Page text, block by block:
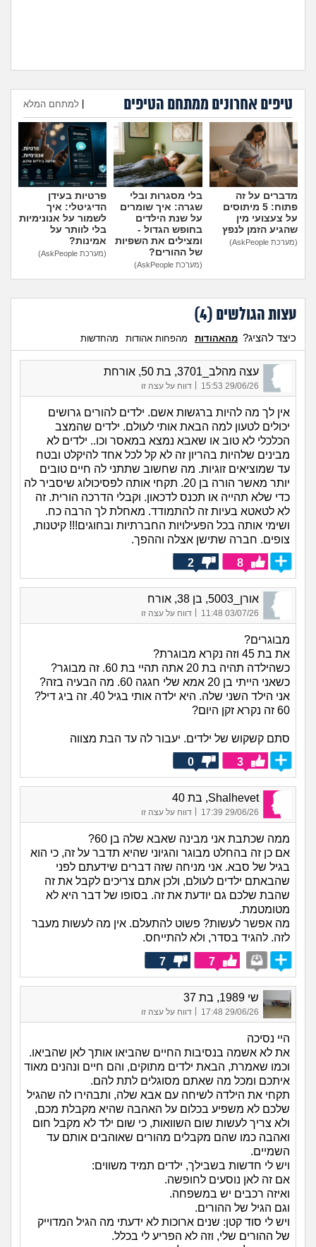
היועצת המליצה לשלוח את
הבן שלי לפנימייה, לסמוך
עליה?(אמא מודאגת, בת
35)
עומדת להיות בפנימייה ויש לי
חבר, אני יכולה להביא אותו
לחדר שלי?(פנימיסטית
לעתיד, בת 16)
טיפים אחרונים ממתחם הטיפים למתחם המלא
הוספת טיפ
מדברים על זה
פתוח: 5 מיתוסים
על צעצועי מין
שהגיע הזמן לנפץ
(מערכת AskPeople)
בלי מסגרות ובלי
שגרה: איך שומרים
על שנת הילדים
בחופש הגדול -
ומצילים את השפיות
של ההורים?
(מערכת AskPeople)
פרטיות בעידן
הדיגיטלי: איך
לשמור על אנונימיות
בלי לוותר על
אמינות?
(מערכת AskPeople)
עצות הגולשים (4
)
כיצד להציג? מהאהודות מהפחות אהודות מהחדשות
עצה מהלב_3701, בת 50, אורחת
29/06/26 15:53
| דווח על עצה זו
אין לך מה להיות ברגשות אשם. ילדים להורים גרושים
יכולים לטעון למה הבאת אותי לעולם. ילדים שהמצב
הכלכלי לא טוב או שאבא נמצא במאסר וכו.. ילדים לא
מבינים שלהיות בהריון זה לא קל לכל אחד להיקלט ובטח
עד שמוציאים זוגיות. מה שחשוב שתתני לה חיים טובים
יותר מאשר הורה בן 20. תקחי אותה לפסיכולוג שיסביר לה
כדי שלא תהייה או תכנס לדכאון. וקבלי הדרכה הורית. זה
לא לטאטא בעיות זה להתמודד. מאחלת לך הרבה כח.
ושימי אותה בכל הפעילויות החברתיות ובחוגים!!! קיטנות,
צופים. חברה שתישן אצלה וההפך.
8
2
אורן_5003, בן 38, אורח
03/07/26 11:48 דווח על עצה זו
מבוגרים?
את בת 45 וזה נקרא מבוגרת?
כשהילדה תהיה בת 20 אתה תהיי בת 60. זה מבוגר?
כשאני הייתי בן 20 אמא שלי חגגה 60. מה הבעיה בזה?
אני הילד השני שלה. היא ילדה אותי בגיל 40. זה ביג דיל?
60 זה נקרא זקן היום?
סתם קשקוש של ילדים. יעבור לה עד הבת מצווה
3
0
Shalhevet, בת 40
29/06/26 17:39 דווח על עצה זו
ממה שכתבת אני מבינה שאבא שלה בן 60?
אם כן זה בהחלט מבוגר והגיוני שהיא תדבר על זה, כי הוא
בגיל של סבא. אני מניחה שזה דברים שידעתם לפני
שהבאתם ילדים לעולם, ולכן אתם צריכים לקבל את זה
שהבת שלכם גם יודעת את זה. בסופו של דבר היא לא
מטומטמת.
מה אפשר לעשות? פשוט להתעלם. אין מה לעשות מעבר
לזה. להגיד בסדר, ולא להתייחס.
7
7
שי 1989, בת 37
29/06/26 17:48
| דווח על עצה זו
היי נסיכה
את לא אשמה בנסיבות החיים שהביאו אותך לאן שהביאו.
וכמו שאמרת, הבאת ילדים מתוקים, והם חיים ונהנים מאוד
איתכם ומכל מה שאתם מסוגלים לתת להם.
תקחי את הילדה לשיחה עם אבא שלה, ותבהירו לה שהגיל
שלכם לא משפיע בכלום על האהבה שהיא מקבלת מכם,
ולא צריך לעשות שום השוואות, כי שום ילד לא מקבל חום
ואהבה כמו שהם מקבלים מהורים שאוהבים אותם עד
השמיים.
ויש לי חדשות בשבילך, ילדים תמיד משווים:
אם זה לאן נוסעים לחופשה.
ואיזה רכבים יש במשפחה.
וגם הגיל של ההורים.
ויש לי סוד קטן: שנים ארוכות לא ידעתי מה הגיל המדוייק
של ההורים שלי, וזה לא הפריע לי בכלל.